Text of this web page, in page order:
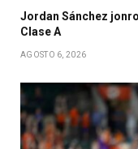
Jordan Sánchez
Clase A
AGOSTO 6, 2026